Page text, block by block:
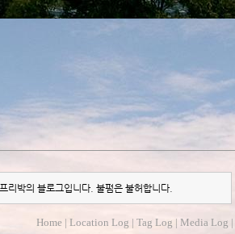
리박의 블로그입니다. 불펌은 불허합니다.
Home | Location Log | Tag Log | Media Log |